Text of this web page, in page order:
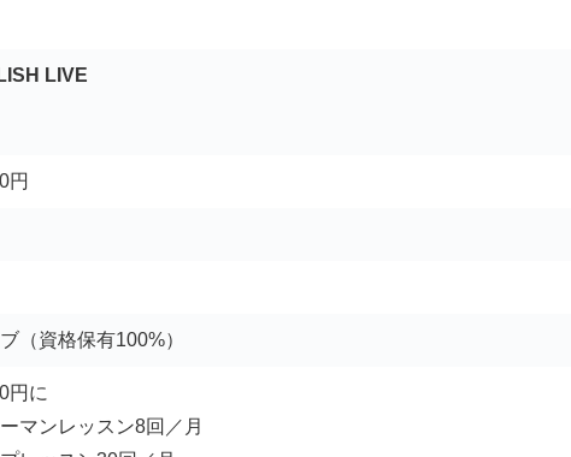
LIVE
円
（資格保有100%）
円に
ーマンレッスン8回／月